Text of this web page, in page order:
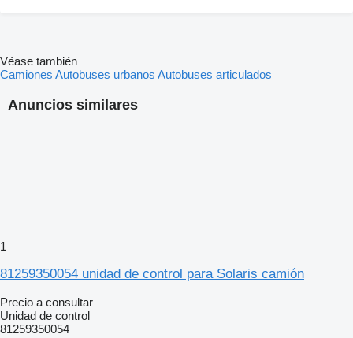
Anuncios similares
1
81259350054 unidad de control para Solaris camión
Precio a consultar
Unidad de control
81259350054
Véase también
Camiones Autobuses urbanos Autobuses articulados